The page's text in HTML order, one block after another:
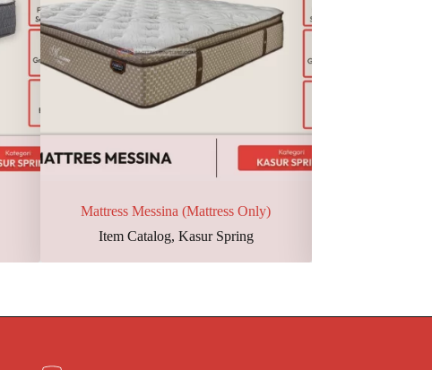
Mattress Messina (Mattress Only)
Item Catalog, Kasur Spring